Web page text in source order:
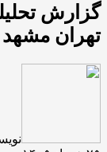
گزارش
تهران مشهد